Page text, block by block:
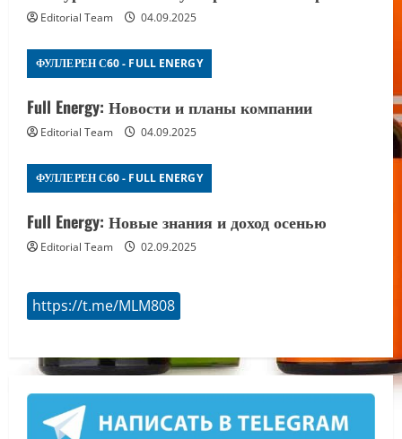
Editorial Team 04.09.2025
ФУЛЛЕРЕН С60 - FULL ENERGY
Full Energy: Новости и планы компании
Editorial Team 04.09.2025
ФУЛЛЕРЕН С60 - FULL ENERGY
Full Energy: Новые знания и доход осенью
Editorial Team 02.09.2025
https://t.me/MLM808